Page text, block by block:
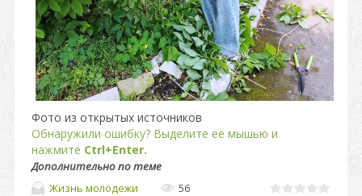
Фото из открытых источников
Обнаружили ошибку? Выделите ее мышью и
нажмите Ctrl+Enter.
Дополнительно по теме
Жизнь молодежи
56